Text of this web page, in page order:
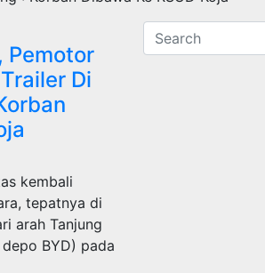
Pemotor
Di
kembali
tepatnya di
arah Tanjung
BYD) pada